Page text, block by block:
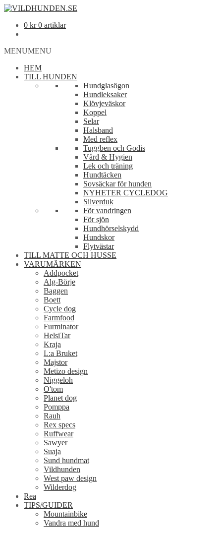
0 kr 0 artiklar
MENUMENU
HEM
TILL HUNDEN
Hundglasögon
Hundleksaker
Klövjeväskor
Koppel
Selar
Halsband
Med reflex
Tuggben och Godis
Vård & Hygien
Lek och träning
Hundtäcken
Sovsäckar för hunden
NYHETER CYCLEDOG
Silverduk
För vandringen
För sjön
Hundhörselskydd
Hundskor
Flytvästar
TILL MATTE OCH HUSSE
VARUMÄRKEN
Addpocket
Alg-Börje
Baggen
Boett
Cycle dog
Farmfood
Furminator
HelsiTar
Kraja
L:a Bruket
Majstor
Metizo design
Niggeloh
O'tom
Planet dog
Pomppa
Rauh
Rex specs
Ruffwear
Sawyer
Suaja
Sund hundmat
Vildhunden
West paw design
Wilderdog
Rea
TIPS/GUIDER
Mountainbike
Vandra med hund